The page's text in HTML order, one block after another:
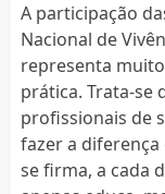
A participação
Nacional de
representa
prática. Trata-se
profissionais de
fazer a diferença
se firma, a cada